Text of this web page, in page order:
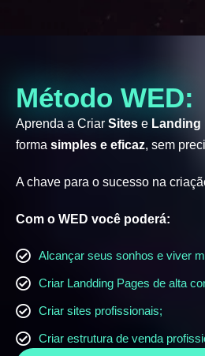
Método WED:
Aprenda a Criar Sites e Landing
forma simples e eficaz, sem
A chave para o sucesso na
Com o WED você poderá:
Alcançar seus sonhos e viver
Criar Landding Pages de alta
Criar sites profissionais;
Criar estrutura de venda